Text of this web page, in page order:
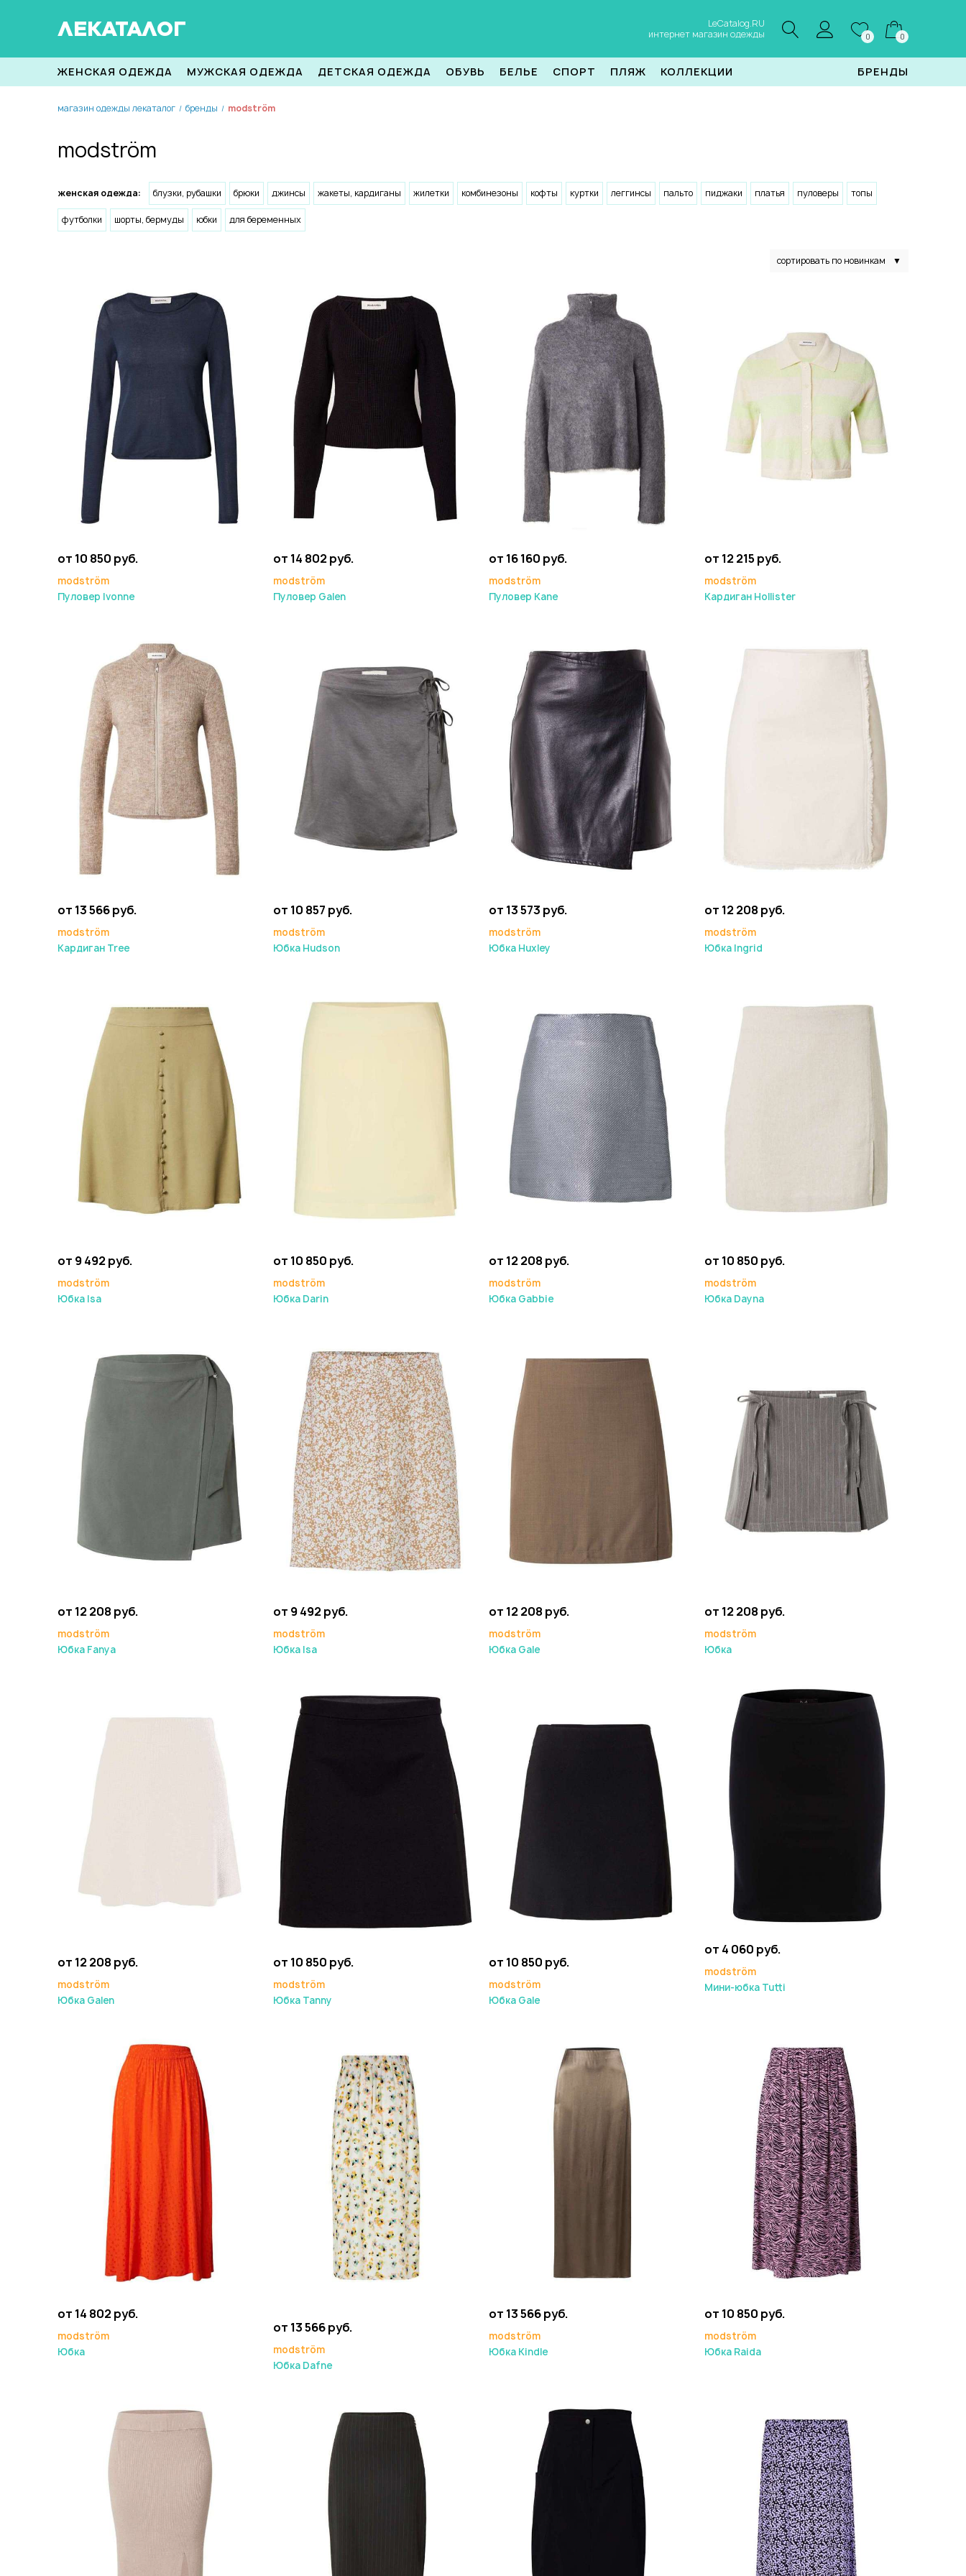
ЛЕКАТАЛОГ
LeCatalog.RU
интернет магазин одежды
0 0
ЖЕНСКАЯ ОДЕЖДА МУЖСКАЯ ОДЕЖДА ДЕТСКАЯ ОДЕЖДА ОБУВЬ БЕЛЬЕ СПОРТ ПЛЯЖ КОЛЛЕКЦИИ БРЕНДЫ
магазин одежды лекаталог / бренды / modström
modström
женская одежда: блузки, рубашки брюки джинсы жакеты, кардиганы жилетки комбинезоны кофты куртки леггинсы пальто пиджаки платья пуловеры топы
футболки шорты, бермуды юбки для беременных
сортировать по новинкам ▼
от 10 850 руб.
modström
Пуловер Ivonne
от 14 802 руб.
modström
Пуловер Galen
от 16 160 руб.
modström
Пуловер Kane
от 12 215 руб.
modström
Кардиган Hollister
от 13 566 руб.
modström
Кардиган Tree
от 10 857 руб.
modström
Юбка Hudson
от 13 573 руб.
modström
Юбка Huxley
от 12 208 руб.
modström
Юбка Ingrid
от 9 492 руб.
modström
Юбка Isa
от 10 850 руб.
modström
Юбка Darin
от 12 208 руб.
modström
Юбка Gabbie
от 10 850 руб.
modström
Юбка Dayna
от 12 208 руб.
modström
Юбка Fanya
от 9 492 руб.
modström
Юбка Isa
от 12 208 руб.
modström
Юбка Gale
от 12 208 руб.
modström
Юбка
от 12 208 руб.
modström
Юбка Galen
от 10 850 руб.
modström
Юбка Tanny
от 10 850 руб.
modström
Юбка Gale
от 4 060 руб.
modström
Мини-юбка Tutti
от 14 802 руб.
modström
Юбка
от 13 566 руб.
modström
Юбка Dafne
от 13 566 руб.
modström
Юбка Kindle
от 10 850 руб.
modström
Юбка Raida